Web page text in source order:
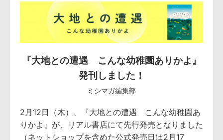
『大地との遭遇 こんな幼稚園ありかよ』
発刊しました！
ミシマガ編集部
2月12日（木）、『大地との遭遇 こんな幼稚園あ
りかよ』が、リアル書店にて先行発売となりました
（ネットショップを含めた公式発売日は2月17